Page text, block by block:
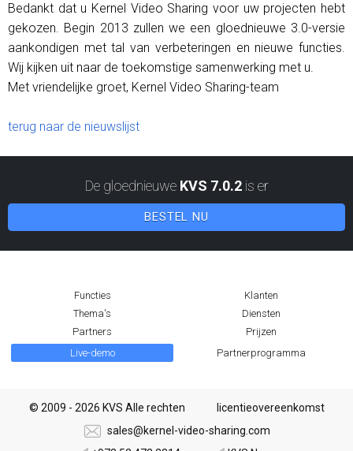
Bedankt dat u Kernel Video Sharing voor uw projecten hebt
gekozen. Begin 2013 zullen we een gloednieuwe 3.0-versie
aankondigen met tal van verbeteringen en nieuwe functies.
Wij kijken uit naar de toekomstige samenwerking met u.
Met vriendelijke groet, Kernel Video Sharing-team
terug naar de nieuwslijst
De gloednieuwe KVS 7.0.2is er
BESTEL NU
Functies
Klanten
Thema's
Diensten
Partners
Prijzen
Live-demo
Partnerprogramma
© 2009 - 2026 KVS Alle rechten
licentieovereenkomst
sales@kernel-video-sharing.com